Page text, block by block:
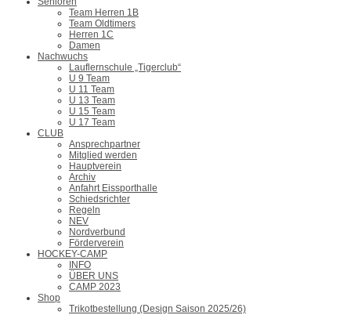
Team Herren 1B
Team Oldtimers
Herren 1C
Damen
Nachwuchs
Lauflernschule „Tigerclub“
U 9 Team
U 11 Team
U 13 Team
U 15 Team
U 17 Team
CLUB
Ansprechpartner
Mitglied werden
Hauptverein
Archiv
Anfahrt Eissporthalle
Schiedsrichter
Regeln
NEV
Nordverbund
Förderverein
HOCKEY-CAMP
INFO
ÜBER UNS
CAMP 2023
Shop
Trikotbestellung (Design Saison 2025/26)